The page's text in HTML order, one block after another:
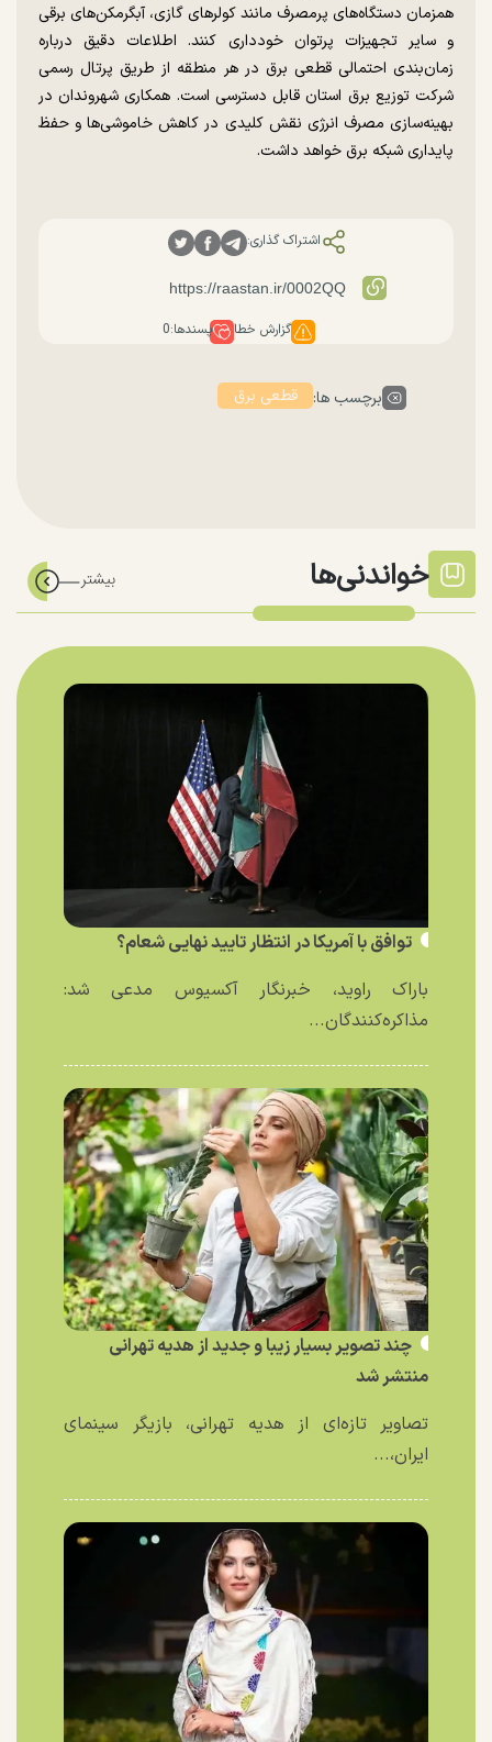
همزمان دستگاه‌های پرمصرف مانند کولرهای گازی، آبگرمکن‌های برقی
و سایر تجهیزات پرتوان خودداری کنند. اطلاعات دقیق درباره
زمان‌بندی احتمالی قطعی برق در هر منطقه از طریق پرتال رسمی
شرکت توزیع برق استان قابل دسترسی است. همکاری شهروندان در
بهینه‌سازی مصرف انرژی نقش کلیدی در کاهش خاموشی‌ها و حفظ
پایداری شبکه برق خواهد داشت.
اشتراک گذاری:
گزارش خطا پسندها:0
برچسب ها: قطعی برق
خواندنی‌ها
توافق با آمریکا در انتظار تایید نهایی شعام؟
باراک راوید، خبرنگار آکسیوس مدعی شد:
مذاکره‌کنندگان...
چند تصویر بسیار زیبا و جدید از هدیه تهرانی
منتشر شد
تصاویر تازه‌ای از هدیه تهرانی، بازیگر سینمای
ایران،...